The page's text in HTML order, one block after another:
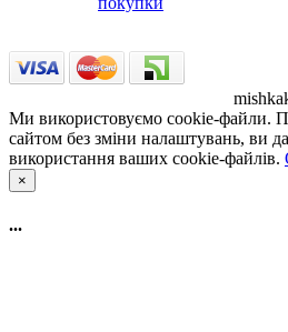
Ми використовуємо cookie-файли.
сайтом без зміни налаштувань, ви
використання ваших cookie-файлів.
×
...